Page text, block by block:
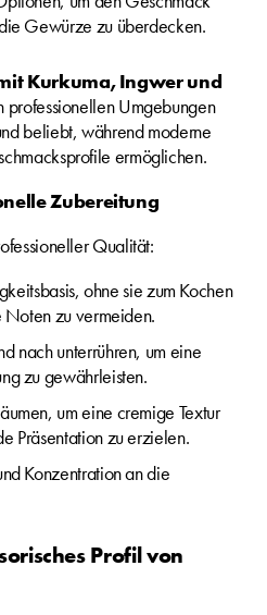
Gewürze zu überdecken.
Kurkuma, Ingwer und
professionellen Umgebungen
beliebt, während moderne
ermöglichen.
Zubereitung
Qualität:
ohne sie zum Kochen
zu vermeiden.
nach unterrühren, um eine
zu gewährleisten.
um eine cremige Textur
Präsentation zu erzielen.
Konzentration an die
Profil von